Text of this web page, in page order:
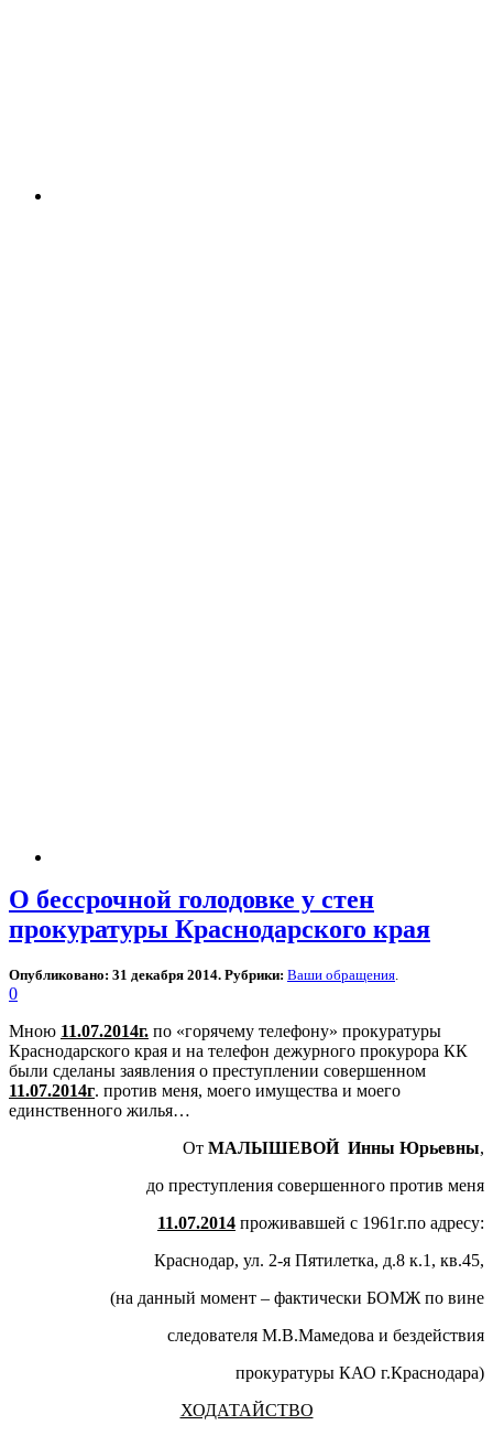
О бессрочной голодовке у стен
прокуратуры Краснодарского края
Опубликовано: 31 декабря 2014. Рубрики: Ваши обращения
0
Мною 11.07.2014г. по «горячему телефону» прокуратуры
Краснодарского края и на телефон дежурного прокурора КК
были сделаны заявления о преступлении совершенном
11.07.2014г. против меня, моего имущества и моего
единственного жилья…
От МАЛЫШЕВОЙ Инны Юрьевны,
до преступления совершенного против меня
11.07.2014 проживавшей с 1961г.по адресу:
Краснодар, ул. 2-я Пятилетка, д.8 к.1, кв.45,
(на данный момент – фактически БОМЖ по вине
следователя М.В.Мамедова и бездействия
прокуратуры КАО г.Краснодара)
ХОДАТАЙСТВО